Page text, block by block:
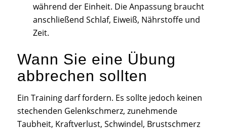
während der Einheit. Die Anpassung braucht
anschließend Schlaf, Eiweiß, Nährstoffe und
Zeit.
Wann Sie eine Übung
abbrechen sollten
Ein Training darf fordern. Es sollte jedoch keinen
stechenden Gelenkschmerz, zunehmende
Taubheit, Kraftverlust, Schwindel, Brustschmerz